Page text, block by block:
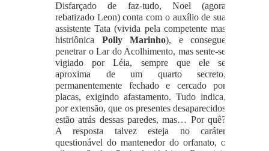
Disfarçado de faz-tudo, Noel (agora
rebatizado Leon) conta com o auxílio de sua
assistente Tata (vivida pela competente mas
histriônica Polly Marinho), e consegue
penetrar o Lar do Acolhimento, mas sente-se
vigiado por Léia, sempre que ele se
aproxima de um quarto secreto,
permanentemente fechado e cercado por
placas, exigindo afastamento. Tudo indica,
por extensão, que os presentes desaparecidos
estão atrás dessas paredes, mas… Por quê?
A resposta talvez esteja no caráter
questionável do mantenedor do orfanato, o